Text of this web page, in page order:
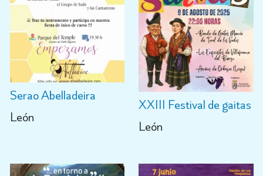
Serao Abelladeira
León
XXIII Festival de gaitas
León